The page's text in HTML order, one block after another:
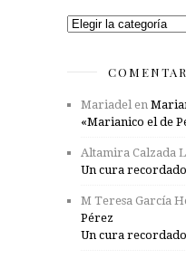
Categorías
Mariadel en
«Marianico el de
Altamira Calzada
Un cura
M Teresa García
Pérez
Un cura